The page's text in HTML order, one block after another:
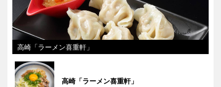
高崎「ラーメン喜重軒」
高崎「ラーメン喜重軒」